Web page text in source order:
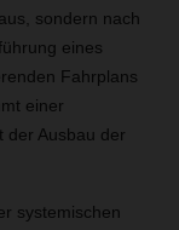
sondern nach
eines
Fahrplans
einer
der Ausbau der
systemischen